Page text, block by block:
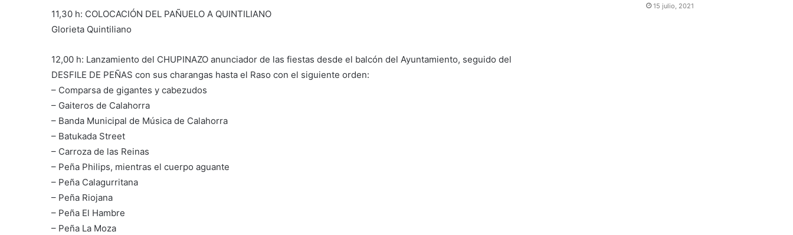
11,30 h: COLOCACIÓN DEL PAÑUELO A QUINTILIANO
Glorieta Quintiliano
12,00 h: Lanzamiento del CHUPINAZO anunciador de las fiestas desde el balcón del Ayuntamiento, seguido del
DESFILE DE PEÑAS con sus charangas hasta el Raso con el siguiente orden:
– Comparsa de gigantes y cabezudos
– Gaiteros de Calahorra
– Banda Municipal de Música de Calahorra
– Batukada Street
– Carroza de las Reinas
– Peña Philips, mientras el cuerpo aguante
– Peña Calagurritana
– Peña Riojana
– Peña El Hambre
– Peña La Moza
15 julio, 2021